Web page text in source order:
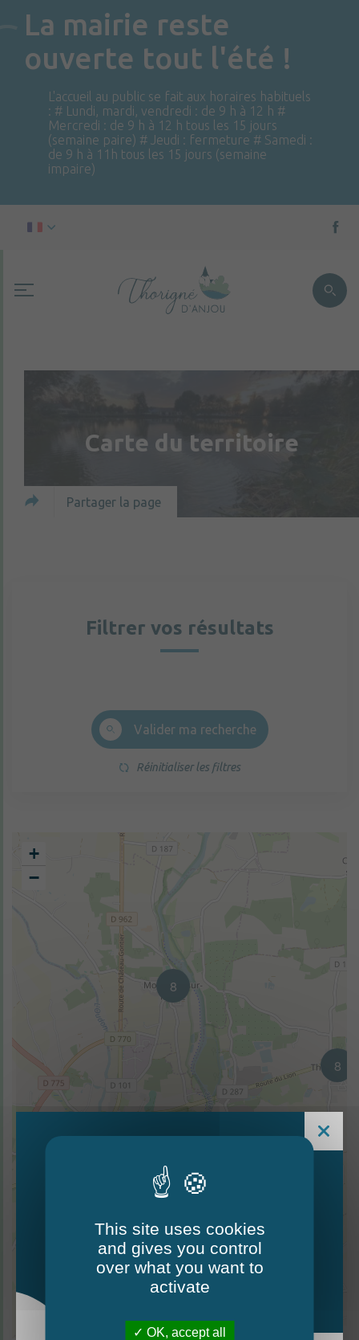
La mairie reste
ouverte tout l'été !
L'accueil au public se fait aux horaires habituels
: # Lundi, mardi, vendredi : de 9 h à 12 h #
Mercredi : de 9 h à 12 h tous les 15 jours
(semaine paire) # Jeudi : fermeture # Samedi :
de 9 h à 11h tous les 15 jours (semaine
impaire)
Carte du territoire
Partager la page
Filtrer vos résultats
Valider ma recherche
Réinitialiser les filtres
8
8
+
−
Leaflet| © contributors
Le Mag - édition estivale
This site uses cookies
and gives you control
over what you want to
activate
OK, accept all